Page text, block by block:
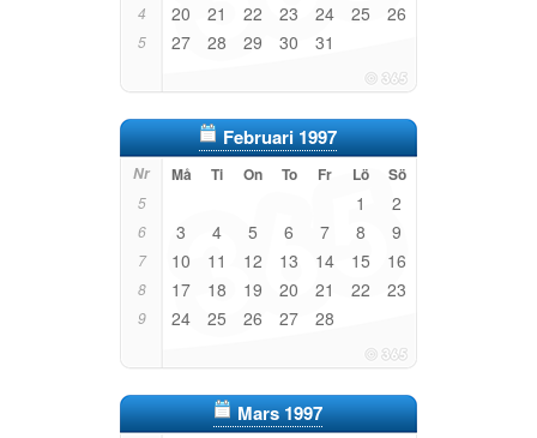
4 20 21 22 23 24 25 26
5 27 28 29 30 31
Februari 1997
Nr Må Ti On To Fr Lö Sö
5 1 2
6 3 4 5 6 7 8 9
7 10 11 12 13 14 15 16
8 17 18 19 20 21 22 23
9 24 25 26 27 28
Mars 1997